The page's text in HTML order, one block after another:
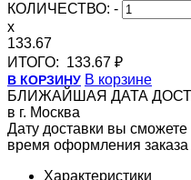
КОЛИЧЕСТВО: -
x
133.67
ИТОГО: 133.67 ₽
В КОРЗИНУ В корзине
БЛИЖАЙШАЯ ДАТА
в г. Москва
Дату доставки вы
время оформления заказа
Характеристики